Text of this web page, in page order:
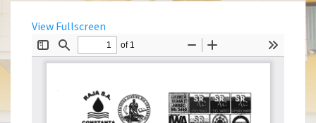
View Fullscreen